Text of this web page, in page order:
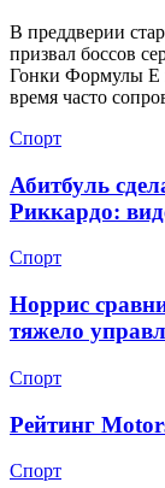
В преддверии
призвал боссов
Гонки Формулы Е
время часто
Спорт
Абитбуль
Риккардо:
Спорт
Норрис
тяжело
Спорт
Рейтинг
Спорт